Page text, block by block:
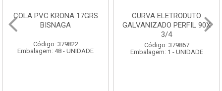
COLA PVC KRONA 17GRS
BISNAGA
Código: 379822
Embalagem: 48 - UNIDADE
CURVA ELETRODUTO
GALVANIZADO PERFIL 90X
3/4
Código: 379867
Embalagem: 1 - UNIDADE